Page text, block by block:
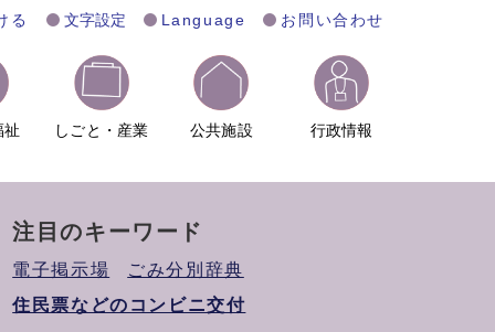
る 文字設定 Language お問い合わせ
祉 しごと・産業 公共施設 行政情報
注目のキーワード
電子掲示場
ごみ分別辞典
住民票などのコンビニ交付